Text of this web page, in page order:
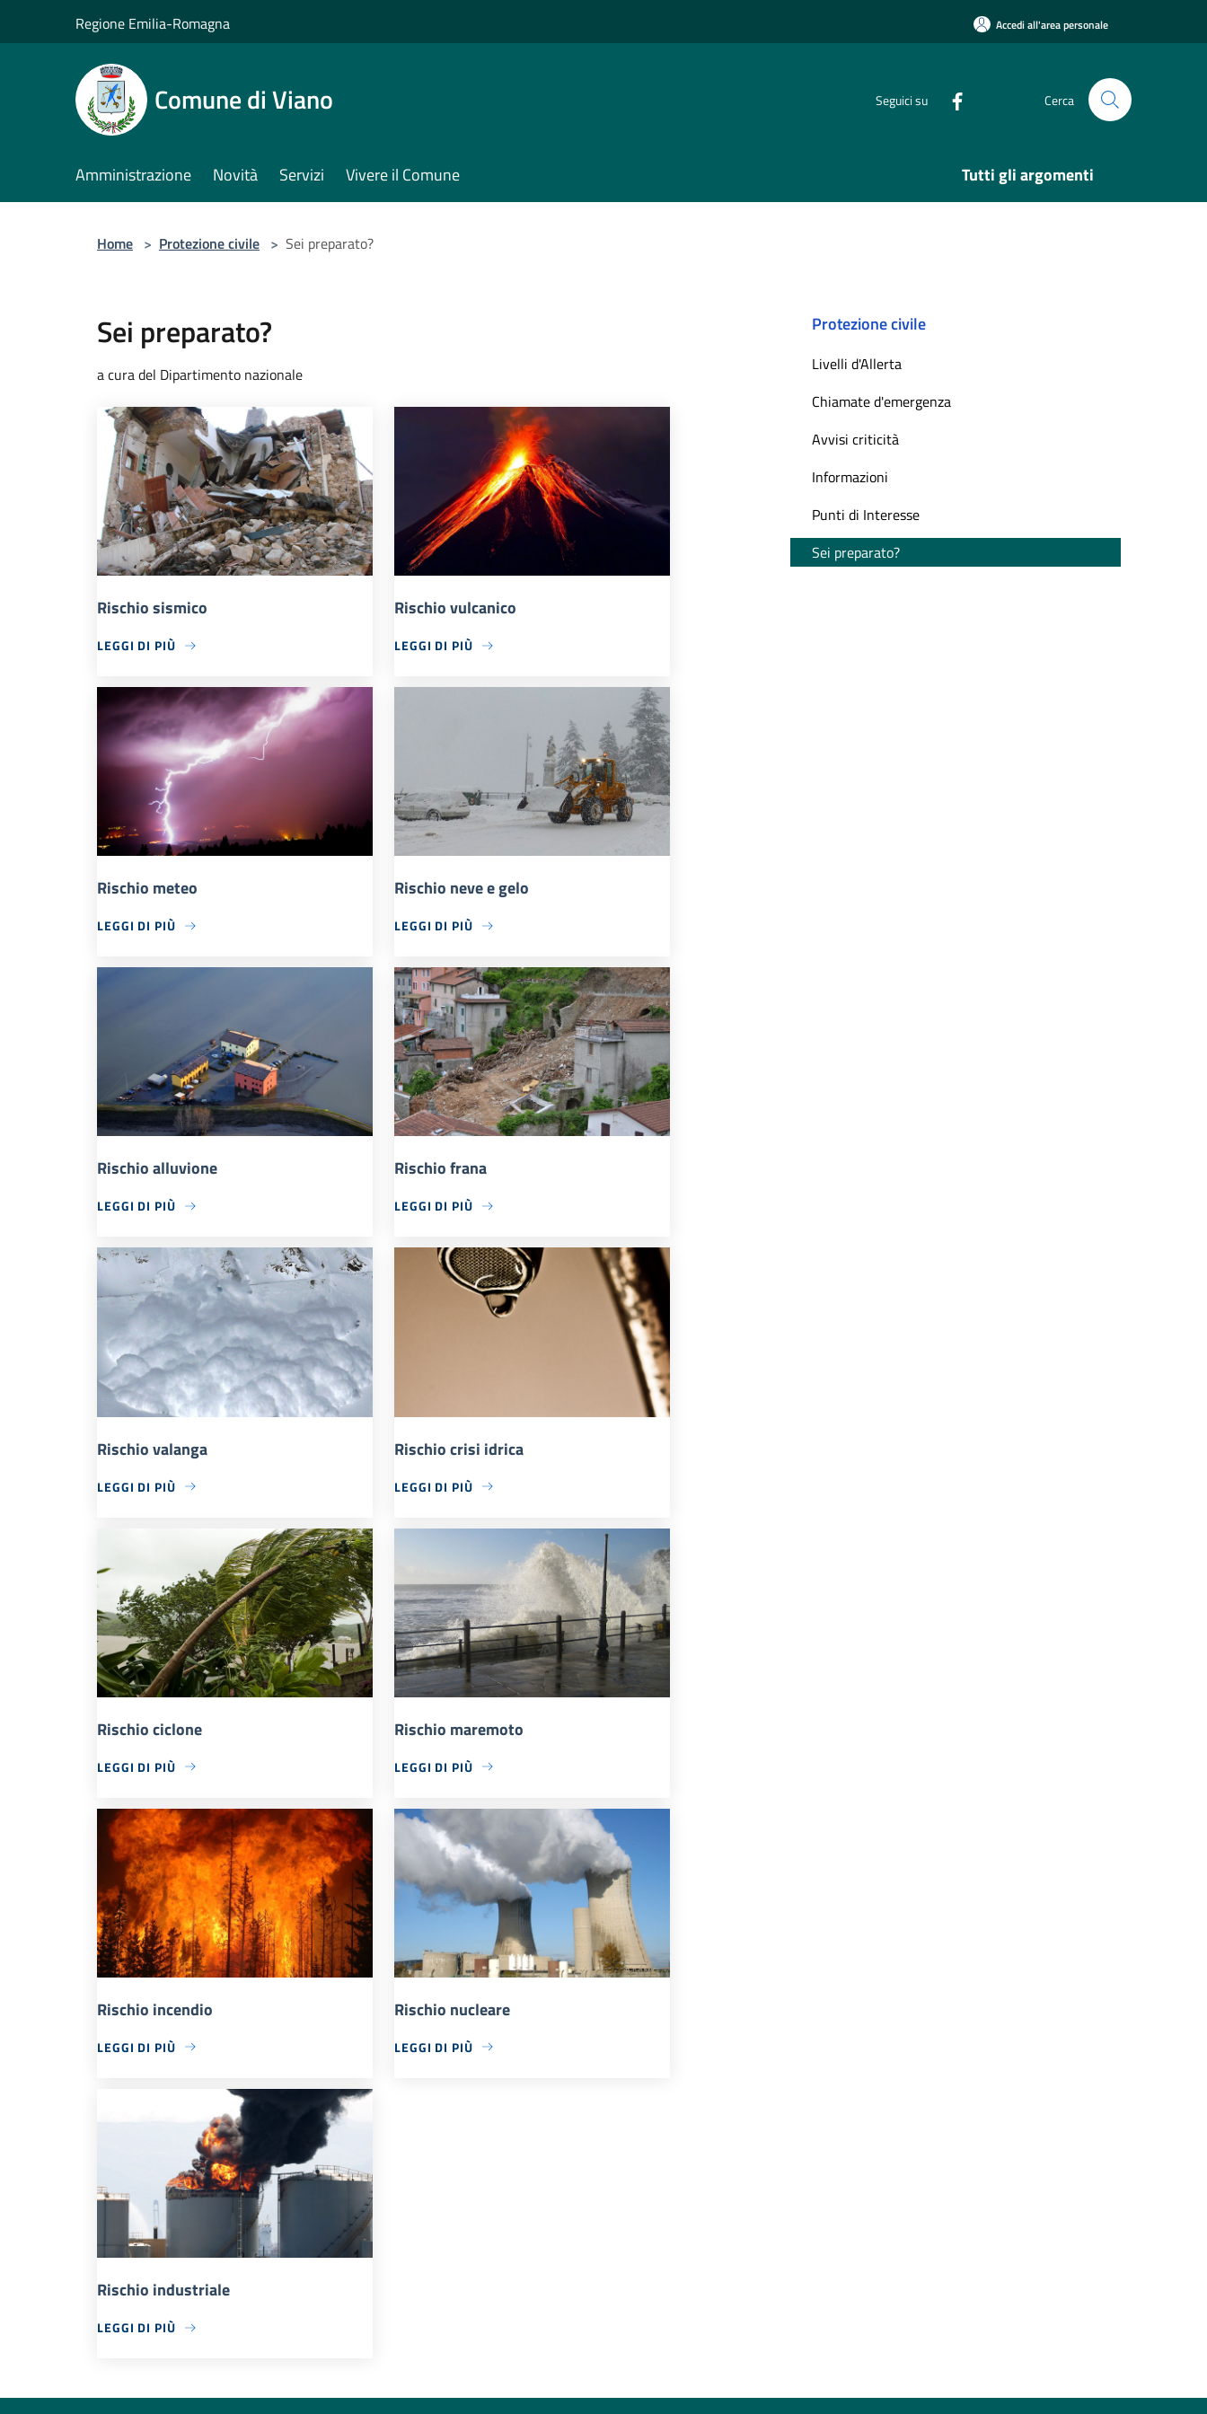
Regione Emilia-Romagna Accedi all'area personale
Comune di Viano Seguici su Cerca
Amministrazione Novità Servizi Vivere il Comune Tutti gli argomenti
Home > Protezione civile > Sei preparato?
Sei preparato?
a cura del Dipartimento nazionale
Rischio sismico
LEGGI DI PIÙ
Rischio vulcanico
LEGGI DI PIÙ
Rischio meteo
LEGGI DI PIÙ
Rischio neve e gelo
LEGGI DI PIÙ
Rischio alluvione
LEGGI DI PIÙ
Rischio frana
LEGGI DI PIÙ
Rischio valanga
LEGGI DI PIÙ
Rischio crisi idrica
LEGGI DI PIÙ
Rischio ciclone
LEGGI DI PIÙ
Rischio maremoto
LEGGI DI PIÙ
Rischio incendio
LEGGI DI PIÙ
Rischio nucleare
LEGGI DI PIÙ
Rischio industriale
LEGGI DI PIÙ
Protezione civile
Livelli d'Allerta
Chiamate d'emergenza
Avvisi criticità
Informazioni
Punti di Interesse
Sei preparato?